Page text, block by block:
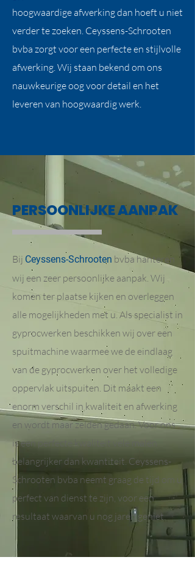
hoogwaardige afwerking dan hoeft u niet
verder te zoeken. Ceyssens-Schrooten
bvba zorgt voor een perfecte en stijlvolle
afwerking. Wij staan bekend om ons
nauwkeurige oog voor detail en het
leveren van hoogwaardig werk.
PERSOONLIJKE AANPAK
Bij Ceyssens-Schrooten bvba hanteren
wij een zeer persoonlijke aanpak. Wij
komen ter plaatse kijken en overleggen
alle mogelijkheden met u. Als specialist in
gyprocwerken beschikken wij over een
spuitmachine waarmee we de eindlaag
van de gyprocwerken over het volledige
oppervlak uitspuiten. Dit maakt een
enorm verschil in kwaliteit en afwerking
en wordt maar zelden gedaan. Voor ons
is een perfecte kwaliteit vele malen
belangrijker dan kwantiteit. Ceyssens-
Schrooten bvba neemt graag de tijd om u
perfect van dienst te zijn, voor een
resultaat waarvan u nog jaren geniet.